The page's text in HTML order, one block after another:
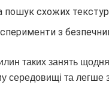
пошук схожих
з
таких занять
середовищі та легше